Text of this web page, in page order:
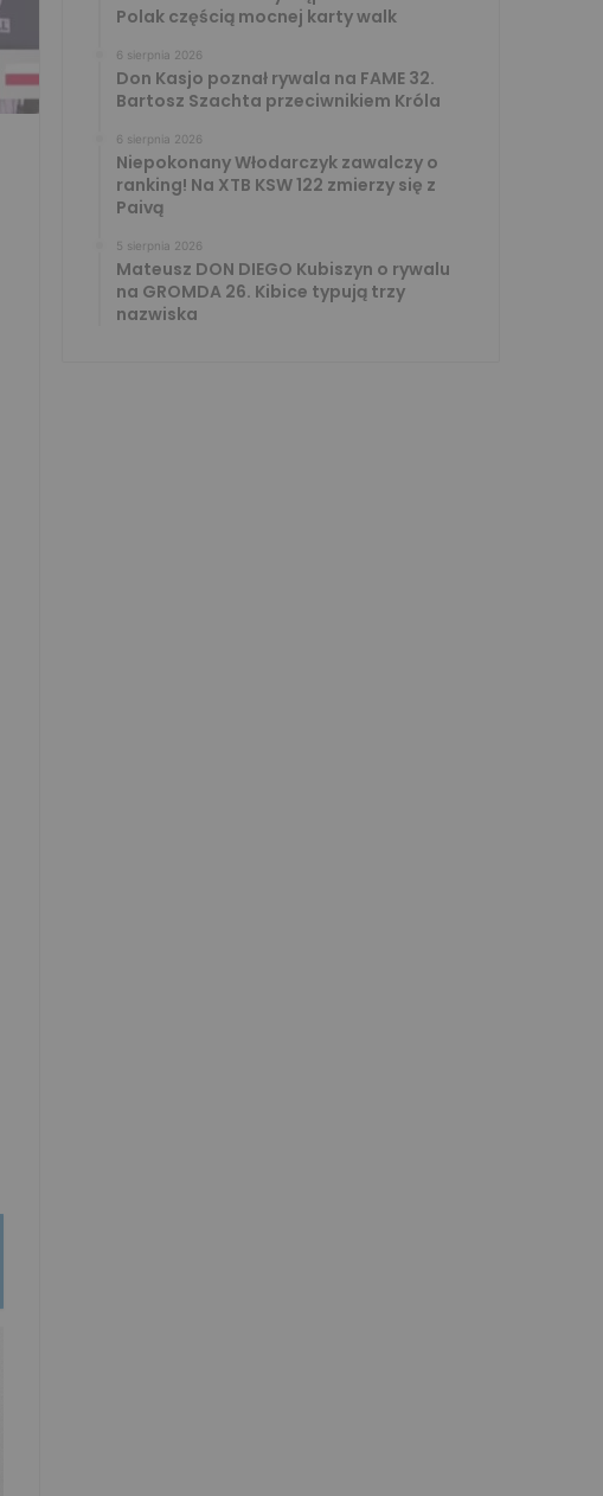
Polak częścią mocnej karty walk
6 sierpnia 2026
Don Kasjo poznał rywala na FAME 32.
Bartosz Szachta przeciwnikiem Króla
6 sierpnia 2026
Niepokonany Włodarczyk zawalczy o
ranking! Na XTB KSW 122 zmierzy się z
Paivą
5 sierpnia 2026
Mateusz DON DIEGO Kubiszyn o rywalu
na GROMDA 26. Kibice typują trzy
nazwiska